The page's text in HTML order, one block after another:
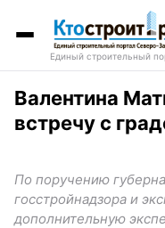
Единый строительный
Валентина
встречу с
По поручению
госстройнадзора и
дополнительную